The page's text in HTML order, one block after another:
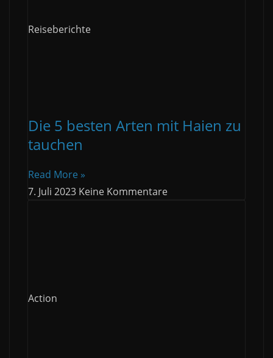
Reiseberichte
Die 5 besten Arten mit Haien zu
tauchen
Read More »
7. Juli 2023 Keine Kommentare
Action